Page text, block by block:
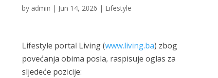
by admin | Jun 14, 2026 | Lifestyle
Lifestyle portal Living (www.living.ba) zbog
povećanja obima posla, raspisuje oglas za
sljedeće pozicije: